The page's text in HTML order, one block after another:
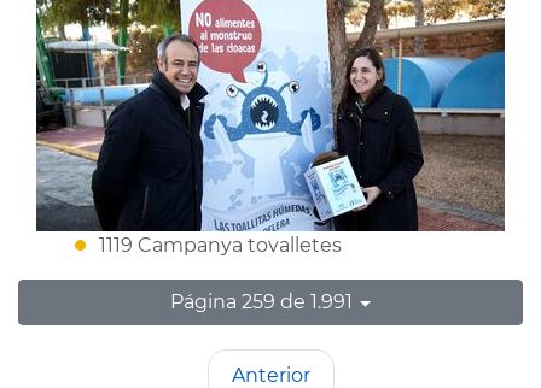
1119 Campanya tovalletes
Página 259 de 1.991
Anterior